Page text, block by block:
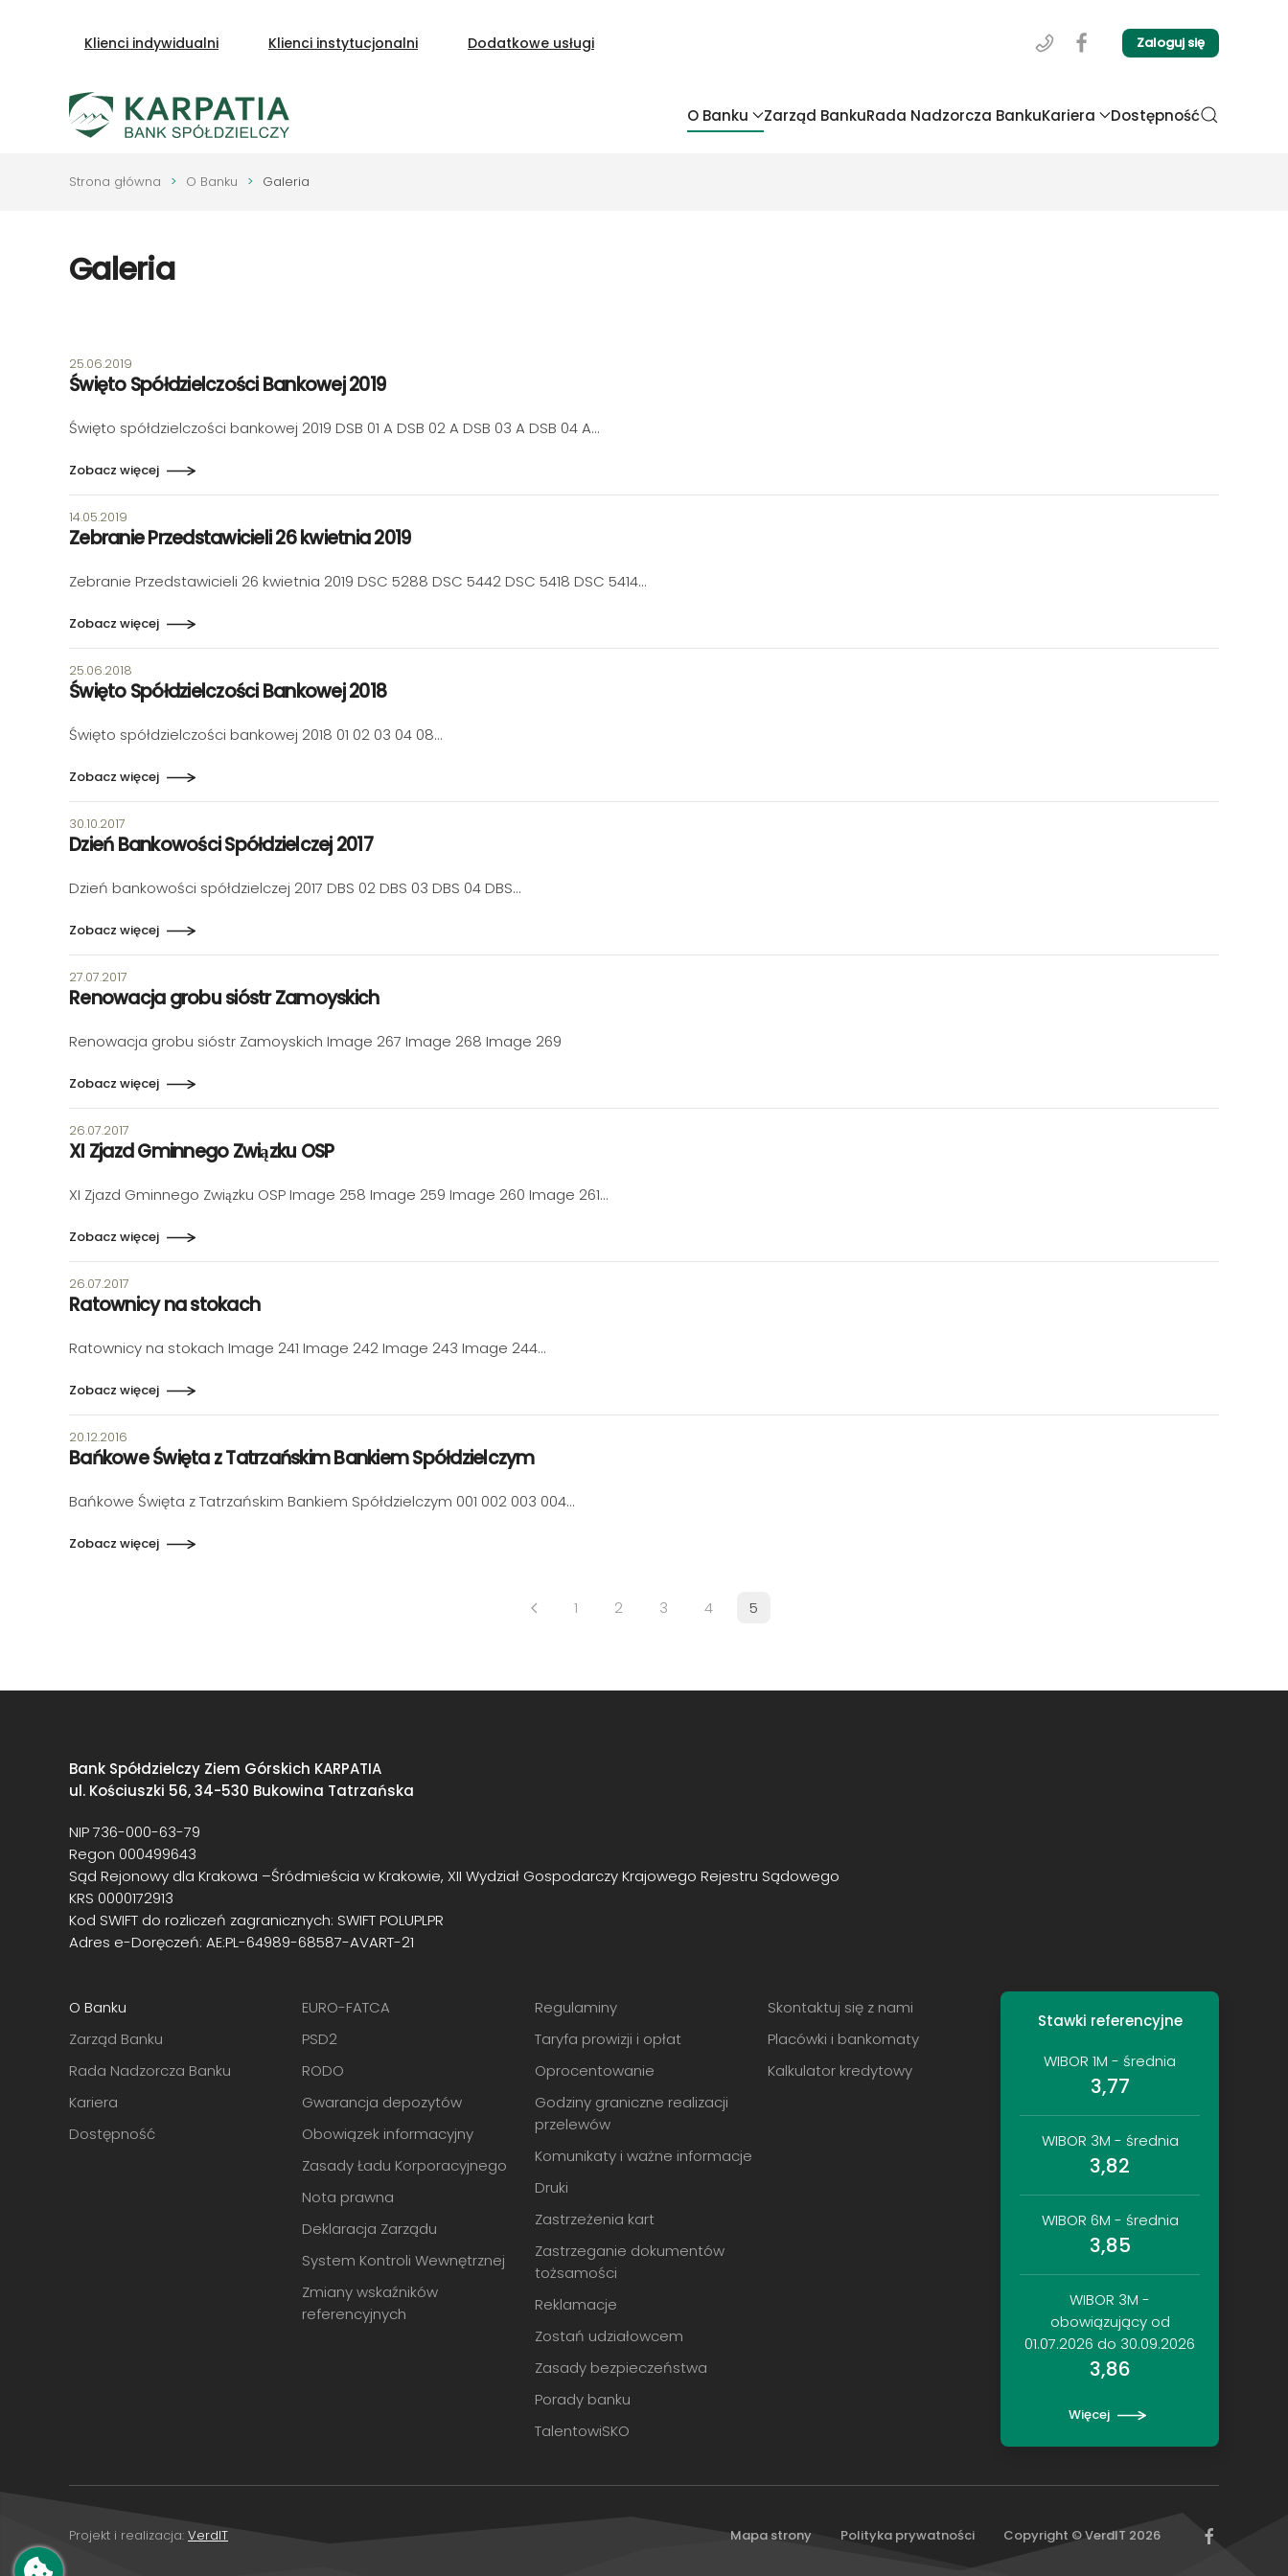
Przejdź do głównej treści
Klienci indywidualni Klienci instytucjonalni Dodatkowe usługi Zaloguj się
O Banku Zarząd BankuRada Nadzorcza BankuKariera Dostępność
Strona główna O Banku Galeria
Galeria
Data publikacji:
25.06.2019
Święto Spółdzielczości Bankowej 2019
Święto spółdzielczości bankowej 2019 DSB 01 A DSB 02 A DSB 03 A DSB 04 A…
Zobacz więcej
Data publikacji:
14.05.2019
Zebranie Przedstawicieli 26 kwietnia 2019
Zebranie Przedstawicieli 26 kwietnia 2019 DSC 5288 DSC 5442 DSC 5418 DSC 5414…
Zobacz więcej
Data publikacji:
25.06.2018
Święto Spółdzielczości Bankowej 2018
Święto spółdzielczości bankowej 2018 01 02 03 04 08…
Zobacz więcej
Data publikacji:
30.10.2017
Dzień Bankowości Spółdzielczej 2017
Dzień bankowości spółdzielczej 2017 DBS 02 DBS 03 DBS 04 DBS…
Zobacz więcej
Data publikacji:
27.07.2017
Renowacja grobu sióstr Zamoyskich
Renowacja grobu sióstr Zamoyskich Image 267 Image 268 Image 269
Zobacz więcej
Data publikacji:
26.07.2017
XI Zjazd Gminnego Związku OSP
XI Zjazd Gminnego Związku OSP Image 258 Image 259 Image 260 Image 261…
Zobacz więcej
Data publikacji:
26.07.2017
Ratownicy na stokach
Ratownicy na stokach Image 241 Image 242 Image 243 Image 244…
Zobacz więcej
Data publikacji:
20.12.2016
Bańkowe Święta z Tatrzańskim Bankiem Spółdzielczym
Bańkowe Święta z Tatrzańskim Bankiem Spółdzielczym 001 002 003 004…
Zobacz więcej
1 2 3 4 5
Bank Spółdzielczy Ziem Górskich KARPATIA
ul. Kościuszki 56, 34-530 Bukowina Tatrzańska
NIP 736-000-63-79
Regon 000499643
Sąd Rejonowy dla Krakowa –Śródmieścia w Krakowie, XII Wydział Gospodarczy Krajowego Rejestru Sądowego
KRS 0000172913
Kod SWIFT do rozliczeń zagranicznych: SWIFT POLUPLPR
Adres e-Doręczeń: AE:PL-64989-68587-AVART-21
O Banku
Zarząd Banku
Rada Nadzorcza Banku
Kariera
Dostępność
EURO-FATCA
PSD2
RODO
Gwarancja depozytów
Obowiązek informacyjny
Zasady Ładu Korporacyjnego
Nota prawna
Deklaracja Zarządu
System Kontroli Wewnętrznej
Zmiany wskaźników
referencyjnych
Regulaminy
Taryfa prowizji i opłat
Oprocentowanie
Godziny graniczne realizacji
przelewów
Komunikaty i ważne informacje
Druki
Zastrzeżenia kart
Zastrzeganie dokumentów
tożsamości
Reklamacje
Zostań udziałowcem
Zasady bezpieczeństwa
Porady banku
TalentowiSKO
Skontaktuj się z nami
Placówki i bankomaty
Kalkulator kredytowy
Stawki referencyjne
WIBOR 1M - średnia
3,77
WIBOR 3M - średnia
3,82
WIBOR 6M - średnia
3,85
WIBOR 3M -
obowiązujący od
01.07.2026 do 30.09.2026
3,86
Więcej
Projekt i realizacja: VerdIT Mapa strony Polityka prywatności Copyright © VerdIT 2026